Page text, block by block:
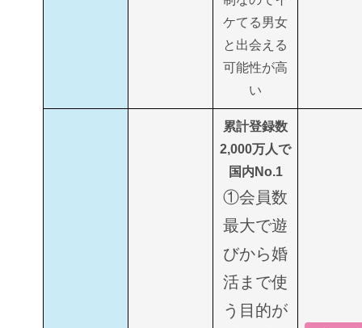
ケてる男女
と出会える
可能性が高
い
累計登録数
2,000万人で
国内No.1
①会員数
最大で遊
びから婚
活まで使
う目的が